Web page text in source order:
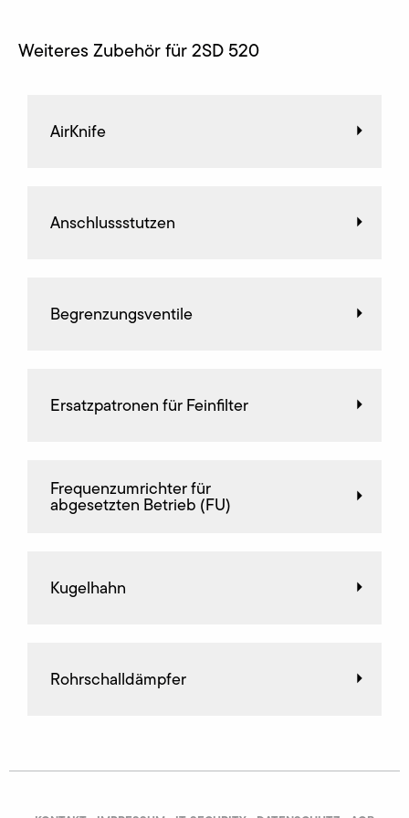
Weiteres Zubehör für 2SD 520
AirKnife
Anschlussstutzen
Begrenzungsventile
Ersatzpatronen für Feinfilter
Frequenz­umrichter für
abgesetzten Betrieb (FU)
Kugelhahn
Rohrschalldämpfer